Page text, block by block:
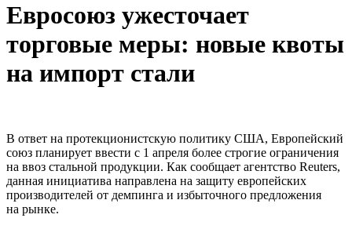
Евросоюз ужесточает
торговые меры: новые квоты
на импорт стали
В ответ на протекционистскую политику США, Европейский
союз планирует ввести с 1 апреля более строгие ограничения
на ввоз стальной продукции. Как сообщает агентство Reuters,
данная инициатива направлена на защиту европейских
производителей от демпинга и избыточного предложения
на рынке.